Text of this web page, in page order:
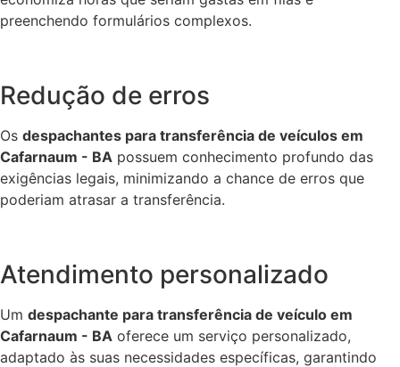
preenchendo formulários complexos.
Redução de erros
Os despachantes para transferência de veículos em
Cafarnaum - BA possuem conhecimento profundo das
exigências legais, minimizando a chance de erros que
poderiam atrasar a transferência.
Atendimento personalizado
Um despachante para transferência de veículo em
Cafarnaum - BA oferece um serviço personalizado,
adaptado às suas necessidades específicas, garantindo